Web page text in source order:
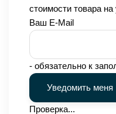
стоимости товара
Ваш E-Mail
- обязательно к
Проверка...